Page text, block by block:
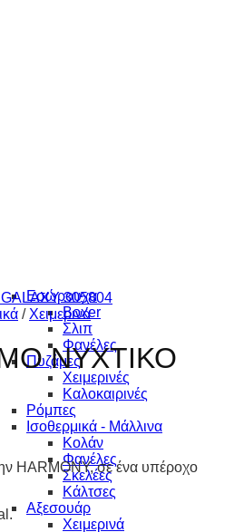
Εσώρουχα
Boxer
Σλιπ
Φανέλες
Πυζάμες
Χειμερινές
Καλοκαιρινές
Ρόμπες
Ισοθερμικά - Μάλλινα
Κολάν
Φανέλες
Σκελέες
Κάλτσες
Αξεσουάρ
Χειμερινά
/ Χειμερινά
ΝΥΧΤΙΚΟ
HARMONY, σε ένα υπέροχο